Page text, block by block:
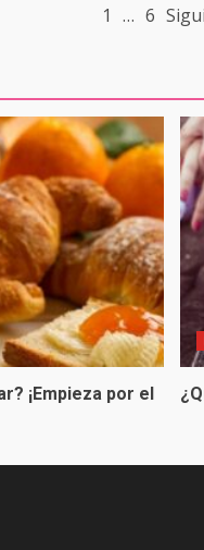
1 … 6
¡Empieza por el